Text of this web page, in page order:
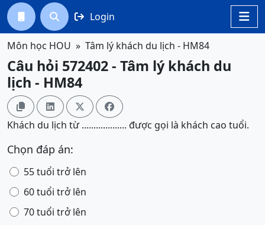

  Login
Môn học HOU Tâm lý khách du lịch - HM84
Câu hỏi 572402 - Tâm lý khách du
lịch - HM84
   
Khách du lịch từ ................... được gọi là khách cao tuổi.
Chọn đáp án:
55 tuổi trở lên
60 tuổi trở lên
70 tuổi trở lên